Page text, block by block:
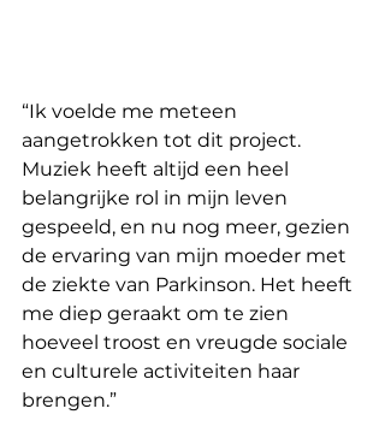
“Ik voelde me meteen
aangetrokken tot dit project.
Muziek heeft altijd een heel
belangrijke rol in mijn leven
gespeeld, en nu nog meer, gezien
de ervaring van mijn moeder met
de ziekte van Parkinson. Het heeft
me diep geraakt om te zien
hoeveel troost en vreugde sociale
en culturele activiteiten haar
brengen.”